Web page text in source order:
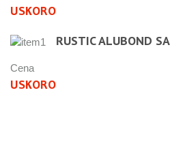
USKORO
RUSTIC ALUBOND
Cena
USKORO